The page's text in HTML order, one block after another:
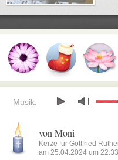
Musik:
von Moni
Kerze für Gottfried
am 25.04.2024 um